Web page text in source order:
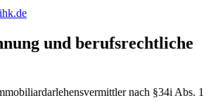
und berufsrechtliche
nach §34i Abs. 1